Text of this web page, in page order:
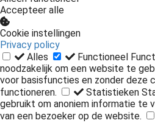
Accepteer alle
Cookie instellingen
Privacy policy
Alles
Functioneel
noodzakelijk om een website te
voor basisfuncties en zonder deze
functioneren.
Statistieken
gebruikt om anoniem informatie te
van een bezoeker op de website.